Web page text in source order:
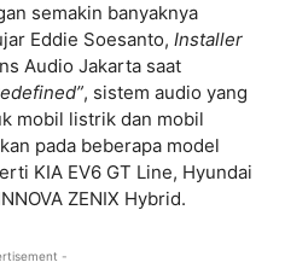
semakin banyaknya
Eddie Soesanto, Installer
Audio Jakarta saat
, sistem audio yang
mobil listrik dan mobil
pada beberapa model
KIA EV6 GT Line, Hyundai
ZENIX Hybrid.
-